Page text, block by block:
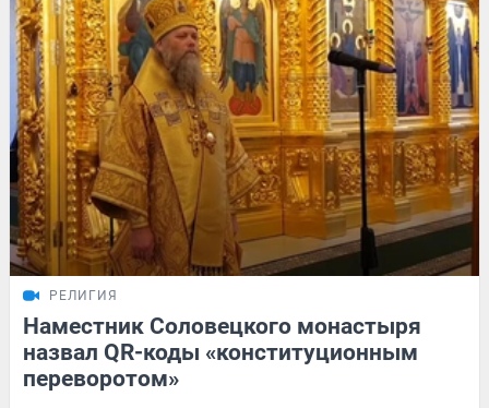
РЕЛИГИЯ
Наместник Соловецкого монастыря
назвал QR-коды «конституционным
переворотом»